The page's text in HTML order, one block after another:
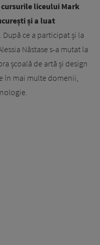
liceului Mark
și a luat
. După ce a participat și la
Năstase s-a mutat la
școală de artă și design
în mai multe domenii,